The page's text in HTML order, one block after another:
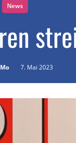
News
7. Mai 2023